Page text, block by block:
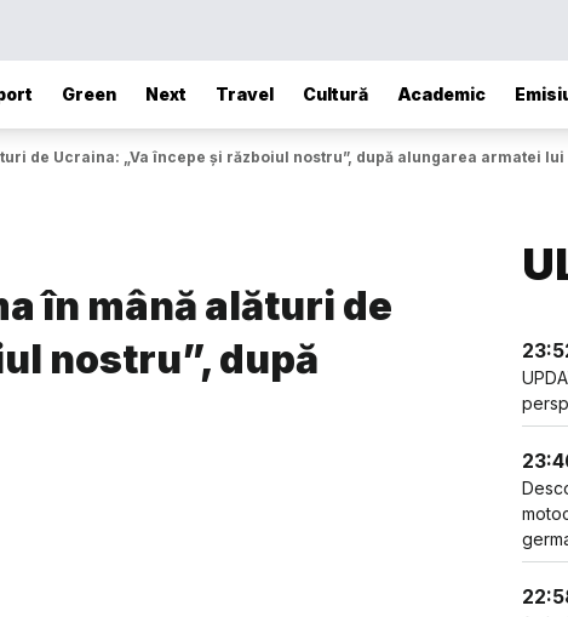
Green Next Travel Cultură Academic
de Ucraina: „Va începe și războiul nostru”, după alungarea armatei lui
în mână alături de
nostru”, după